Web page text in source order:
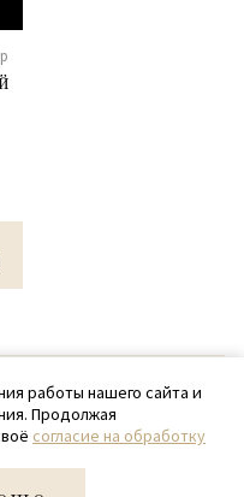
97-87
работы нашего сайта и
Продолжая
согласие на обработку